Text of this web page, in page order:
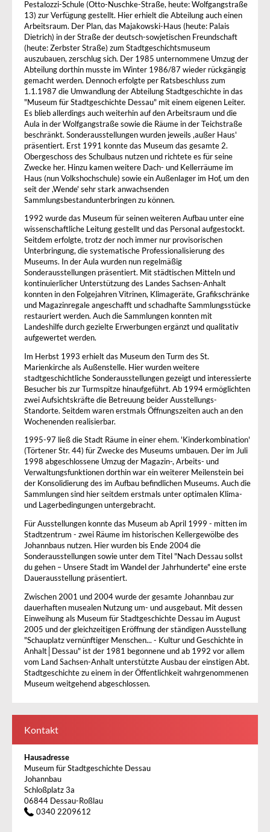
Pestalozzi-Schule (Otto-Nuschke-Straße, heute: Wolfgangstraße
13) zur Verfügung gestellt. Hier erhielt die Abteilung auch einen
Arbeitsraum. Der Plan, das Majakowski-Haus (heute: Palais
Dietrich) in der Straße der deutsch-sowjetischen Freundschaft
(heute: Zerbster Straße) zum Stadtgeschichtsmuseum
auszubauen, zerschlug sich. Der 1985 unternommene Umzug der
Abteilung dorthin musste im Winter 1986/87 wieder rückgängig
gemacht werden. Dennoch erfolgte per Ratsbeschluss zum
1.1.1987 die Umwandlung der Abteilung Stadtgeschichte in das
"Museum für Stadtgeschichte Dessau" mit einem eigenen Leiter.
Es blieb allerdings auch weiterhin auf den Arbeitsraum und die
Aula in der Wolfgangstraße sowie die Räume in der Teichstraße
beschränkt. Sonderausstellungen wurden jeweils ,außer Haus'
präsentiert. Erst 1991 konnte das Museum das gesamte 2.
Obergeschoss des Schulbaus nutzen und richtete es für seine
Zwecke her. Hinzu kamen weitere Dach- und Kellerräume im
Haus (nun Volkshochschule) sowie ein Außenlager im Hof, um den
seit der ,Wende' sehr stark anwachsenden
Sammlungsbestandunterbringen zu können.
1992 wurde das Museum für seinen weiteren Aufbau unter eine
wissenschaftliche Leitung gestellt und das Personal aufgestockt.
Seitdem erfolgte, trotz der noch immer nur provisorischen
Unterbringung, die systematische Professionalisierung des
Museums. In der Aula wurden nun regelmäßig
Sonderausstellungen präsentiert. Mit städtischen Mitteln und
kontinuierlicher Unterstützung des Landes Sachsen-Anhalt
konnten in den Folgejahren Vitrinen, Klimageräte, Grafikschränke
und Magazinregale angeschafft und schadhafte Sammlungsstücke
restauriert werden. Auch die Sammlungen konnten mit
Landeshilfe durch gezielte Erwerbungen ergänzt und qualitativ
aufgewertet werden.
Im Herbst 1993 erhielt das Museum den Turm des St.
Marienkirche als Außenstelle. Hier wurden weitere
stadtgeschichtliche Sonderausstellungen gezeigt und interessierte
Besucher bis zur Turmspitze hinaufgeführt. Ab 1994 ermöglichten
zwei Aufsichtskräfte die Betreuung beider Ausstellungs-
Standorte. Seitdem waren erstmals Öffnungszeiten auch an den
Wochenenden realisierbar.
1995-97 ließ die Stadt Räume in einer ehem. 'Kinderkombination'
(Törtener Str. 44) für Zwecke des Museums umbauen. Der im Juli
1998 abgeschlossene Umzug der Magazin-, Arbeits- und
Verwaltungsfunktionen dorthin war ein weiterer Meilenstein bei
der Konsolidierung des im Aufbau befindlichen Museums. Auch die
Sammlungen sind hier seitdem erstmals unter optimalen Klima-
und Lagerbedingungen untergebracht.
Für Ausstellungen konnte das Museum ab April 1999 - mitten im
Stadtzentrum - zwei Räume im historischen Kellergewölbe des
Johannbaus nutzen. Hier wurden bis Ende 2004 die
Sonderausstellungen sowie unter dem Titel "Nach Dessau sollst
du gehen – Unsere Stadt im Wandel der Jahrhunderte" eine erste
Dauerausstellung präsentiert.
Zwischen 2001 und 2004 wurde der gesamte Johannbau zur
dauerhaften musealen Nutzung um- und ausgebaut. Mit dessen
Einweihung als Museum für Stadtgeschichte Dessau im August
2005 und der gleichzeitigen Eröffnung der ständigen Ausstellung
"Schauplatz vernünftiger Menschen... - Kultur und Geschichte in
Anhalt│Dessau" ist der 1981 begonnene und ab 1992 vor allem
vom Land Sachsen-Anhalt unterstützte Ausbau der einstigen Abt.
Stadtgeschichte zu einem in der Öffentlichkeit wahrgenommenen
Museum weitgehend abgeschlossen.
Kontakt
Hausadresse
Museum für Stadtgeschichte Dessau
Johannbau
Schloßplatz 3a
06844 Dessau-Roßlau
0340 2209612